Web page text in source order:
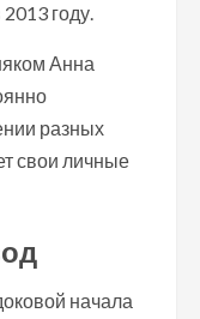
году.
Анна
разных
свои личные
начала